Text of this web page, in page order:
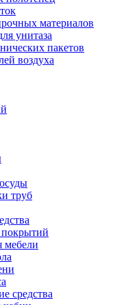
материалов
унитаза
пакетов
воздуха
труб
мебели
средства